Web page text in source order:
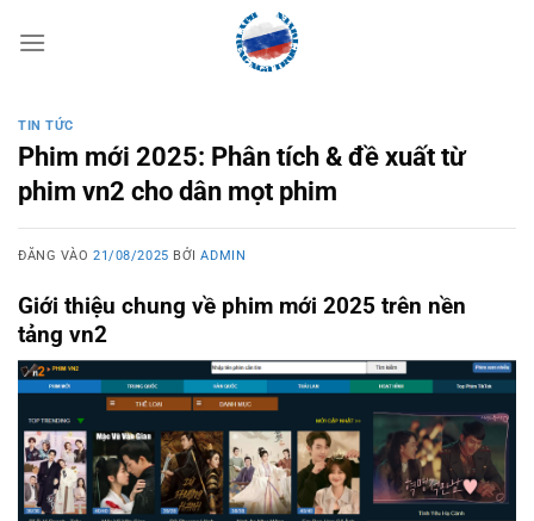
qua
TIN TỨC
Phim mới 2025: Phân tích & đề xuất từ
phim vn2 cho dân mọt phim
ĐĂNG VÀO21/08/2025 BỞIADMIN
Giới thiệu chung về phim mới 2025 trên nền
tảng vn2